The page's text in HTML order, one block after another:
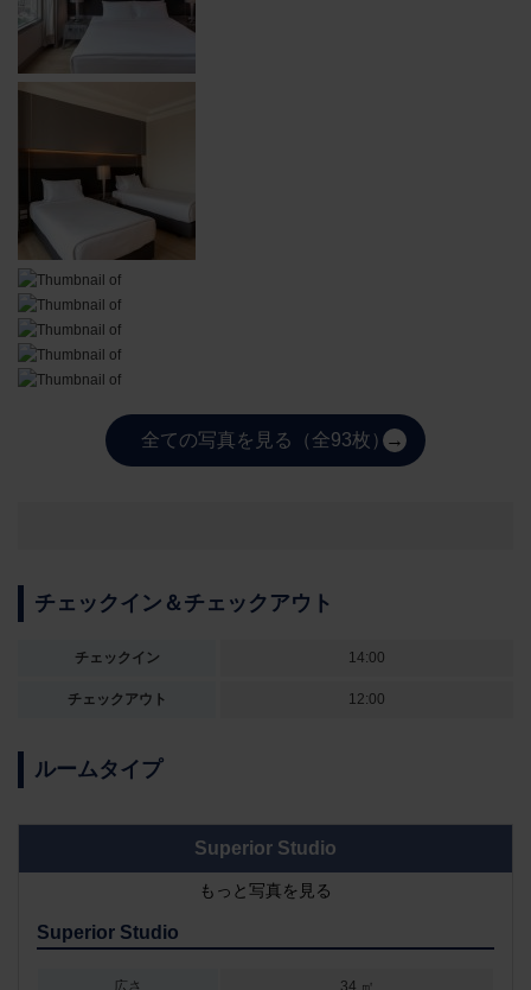
全ての写真を見る（全93枚）
チェックイン＆チェックアウト
チェックイン 14:00
チェックアウト 12:00
ルームタイプ
Superior Studio
もっと写真を見る
Superior Studio
広さ 34 ㎡